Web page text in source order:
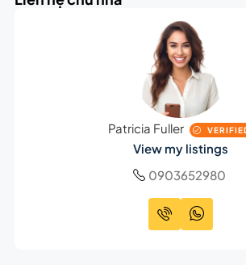
Patricia Fuller
View my listings
0903652980